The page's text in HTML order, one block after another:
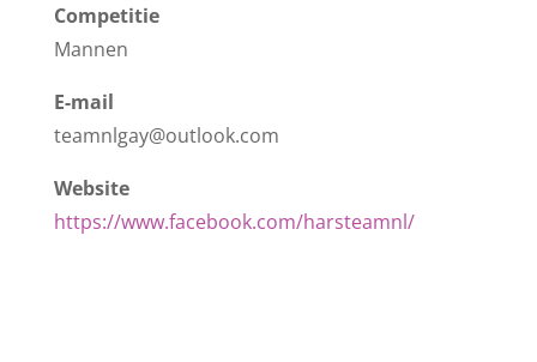
Competitie
Mannen
E-mail
teamnlgay@outlook.com
Website
https://www.facebook.com/harsteamnl/